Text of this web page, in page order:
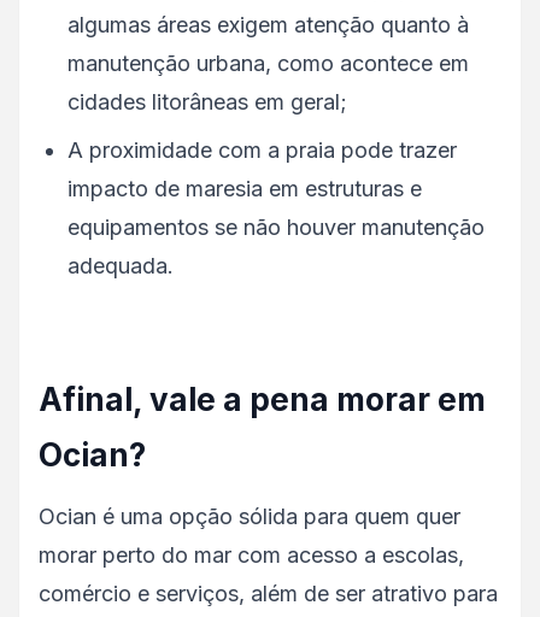
algumas áreas exigem atenção quanto à
manutenção urbana, como acontece em
cidades litorâneas em geral;
A proximidade com a praia pode trazer
impacto de maresia em estruturas e
equipamentos se não houver manutenção
adequada.
Afinal, vale a pena morar em
Ocian?
Ocian é uma opção sólida para quem quer
morar perto do mar com acesso a escolas,
comércio e serviços, além de ser atrativo para